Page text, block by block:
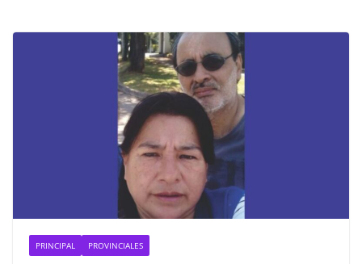
PRINCIPAL PROVINCIALES